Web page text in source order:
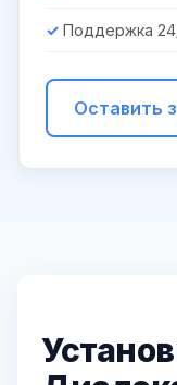
Поддержка
Оставить